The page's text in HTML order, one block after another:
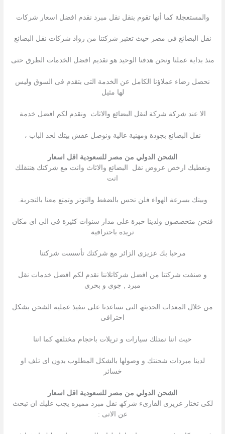
والمستعجلة كما أنها تقوم بنقل نقل مبرد نقدم افضل اسعار شركات
نقل البضائع فى مصر حيث تعتبر شركتنا من رواد شركات نقل البضائع
منذ بداية عملنا ونحن هدفنا الوحيد هو تقديم افضل الخدمات الطرق حتى
نحصل رضاء عملاؤنا الكامل عن الخدمة التى بتقدم فى السوق وليس
لها مثيل
الا عند شركة شركة لنقل البضائع والاثاث ونقدم لكم افضل خدمة
نقل البضائع بجودة ومهنية عالية ونوصل عفش بيتك لحد الباب ،
الشحن الدولي من مصر للسعودية اقل اسعار
ونعطيك ارخص عروض نقل البضائع والاثاث وانت مع شركتك هننقلك
انت
وبيتك بسرعة الهواء فلن تحس بالضغط والتوتر وتمتع معنا بالتجربة.
فنحن متخصصون ولدينا خبرة على مدار سنوات كثيرة فى الى اى مكان
تريده باحترافية
مرحبا بك عزیزى الزائر مع شركتك تأسست شركتنا
و صنفت شركتنا من افضل شركاتلاننا نقدم لكم افضل خدمات نقل
مبرد , جوى و بحرى
من خلال المعدات الحدیثھ التى تساعدنا على تنفیذ عملیة الشحن بشكل
احترافى
حیث اننا نمتلك سیارات و تریلات باحجام مختلفھ كما اننا
لدینا مبردات شحنتك و وصولھا بالشكل المطلوب بدون اى تلف او
خسائر
الشحن الدولي من مصر للسعودية اقل اسعار
لكى تختار عزیزى القارىء شركھ نقل مبرد ممیزه یجب علیك ان تبحث
عن الاتى :